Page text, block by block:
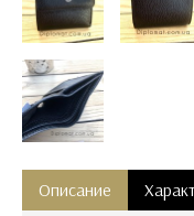
Описание